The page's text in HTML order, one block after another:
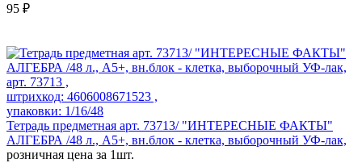
95 ₽
арт. 73713 ,
штрихкод: 4606008671523 ,
упаковки: 1/16/48
Тетрадь предметная арт. 73713/ "ИНТЕРЕСНЫЕ ФАКТЫ"
АЛГЕБРА /48 л., А5+, вн.блок - клетка, выборочный УФ-лак,
розничная цена за 1шт.